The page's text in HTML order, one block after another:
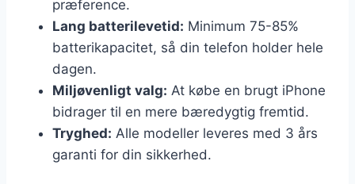
præference.
Lang batterilevetid: Minimum 75-85%
batterikapacitet, så din telefon holder hele
dagen.
Miljøvenligt valg: At købe en brugt iPhone
bidrager til en mere bæredygtig fremtid.
Tryghed: Alle modeller leveres med 3 års
garanti for din sikkerhed.